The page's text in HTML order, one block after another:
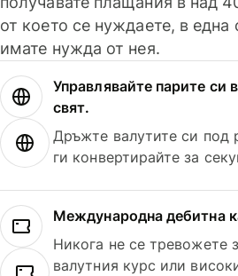
от което се нуждаете, в една
имате нужда от нея.
Управлявайте парите си
свят.
Дръжте валутите си под
ги конвертирайте за
Международна дебитна
Никога не се тревожете
валутния курс или